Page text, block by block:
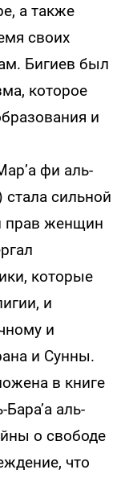
а также
своих
Бигиев был
которое
и
фи аль-
сильной
прав женщин
которые
и
и
и Сунны.
в книге
аль-
о свободе
что